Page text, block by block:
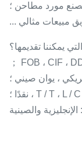
مورد مطاحن ؛
مبيعات مثالي ...
، يوان صيني ؛
الإنجليزية والصينية